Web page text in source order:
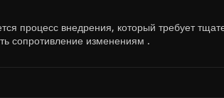
процесс внедрения, который требует
сопротивление изменениям .